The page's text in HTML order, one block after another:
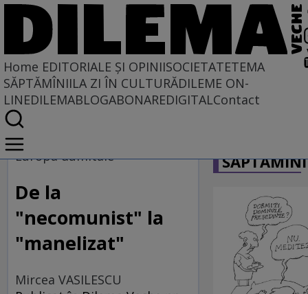
Home EDITORIALE ȘI OPINIISOCIETATETEMA
SĂPTĂMÎNIILA ZI ÎN CULTURĂDILEME ON-
LINEDILEMABLOGABONAREDIGITALContact
Home
EDITORIALE ȘI OPINII
SITUAȚIUNEA
Europa dumitale
De la
"necomunist" la
"manelizat"
Mircea VASILESCU